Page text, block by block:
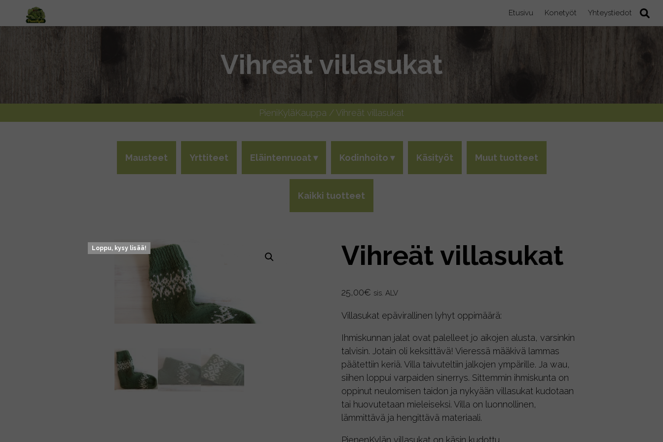
Etusivu Konetyöt Yhteystiedot
Vihreät villasukat
PieniKyläKauppa / Vihreät villasukat
Mausteet Yrttiteet Eläintenruoat Kodinhoito Käsityöt Muut tuotteet
Kaikki tuotteet
Loppu, kysy lisää! Vihreät villasukat
25,00€ sis. ALV
Villasukat epävirallinen lyhyt oppimäärä:
Ihmiskunnan jalat ovat palelleet jo aikojen alusta, varsinkin
talvisin. Jotain oli keksittävä! Vieressä määkivä lammas
päätettiin keriä. Villa taivuteltiin jalkojen ympärille. Ja wau,
siihen loppui varpaiden sinerrys. Sittemmin ihmiskunta on
oppinut neulomisen taidon ja nykyään villasukat kudotaan
tai huovutetaan mieleiseksi. Villa on luonnollinen,
lämmittävä ja hengittävä materiaali.
PienenKylän villasukat on käsin kudottu